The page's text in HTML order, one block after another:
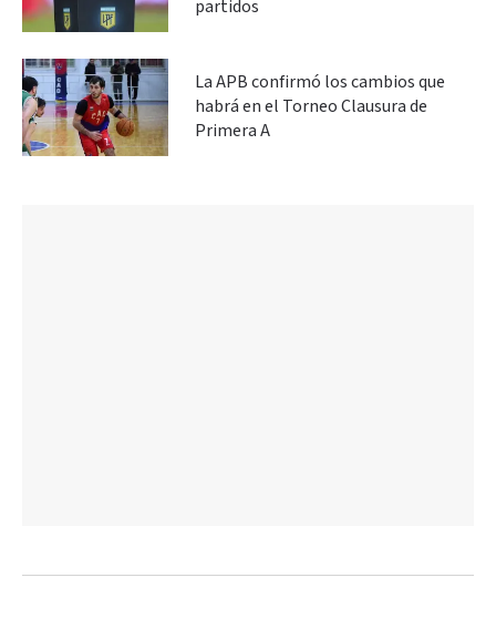
partidos
La APB confirmó los cambios que
habrá en el Torneo Clausura de
Primera A